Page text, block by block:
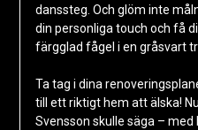
danssteg. Och glöm inte
din personliga touch och få
färgglad fågel i en gråsvart
Ta tag i dina
till ett riktigt hem att älska!
Svensson skulle säga –